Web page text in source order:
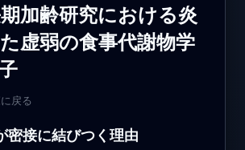
加齢研究における炎
虚弱の食事代謝物学
戻る
密接に結びつく理由